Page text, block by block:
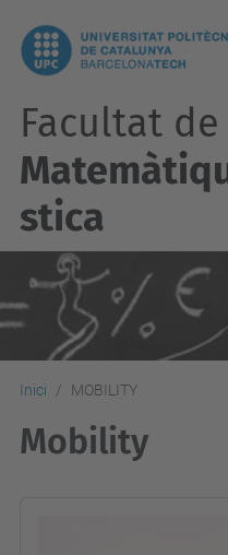
Facultat de
stica
Inici MOBILITY
Mobility